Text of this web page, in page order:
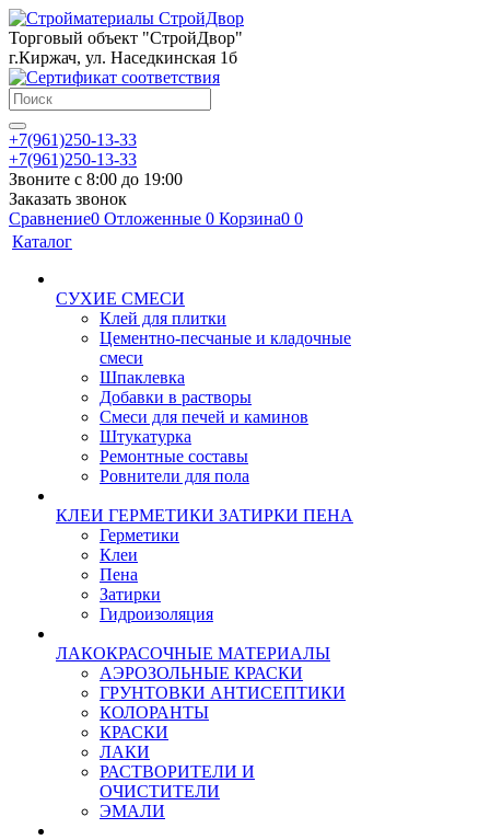
Торговый объект "СтройДвор"
г.Киржач, ул. Наседкинская 1б
+7(961)250-13-33
+7(961)250-13-33
Звоните с 8:00 до 19:00
Заказать звонок
Сравнение0 Отложенные 0 Корзина0 0
Каталог
СУХИЕ СМЕСИ
Клей для плитки
Цементно-песчаные и кладочные
смеси
Шпаклевка
Добавки в растворы
Смеси для печей и каминов
Штукатурка
Ремонтные составы
Ровнители для пола
КЛЕИ ГЕРМЕТИКИ ЗАТИРКИ ПЕНА
Герметики
Клеи
Пена
Затирки
Гидроизоляция
ЛАКОКРАСОЧНЫЕ МАТЕРИАЛЫ
АЭРОЗОЛЬНЫЕ КРАСКИ
ГРУНТОВКИ АНТИСЕПТИКИ
КОЛОРАНТЫ
КРАСКИ
ЛАКИ
РАСТВОРИТЕЛИ И
ОЧИСТИТЕЛИ
ЭМАЛИ